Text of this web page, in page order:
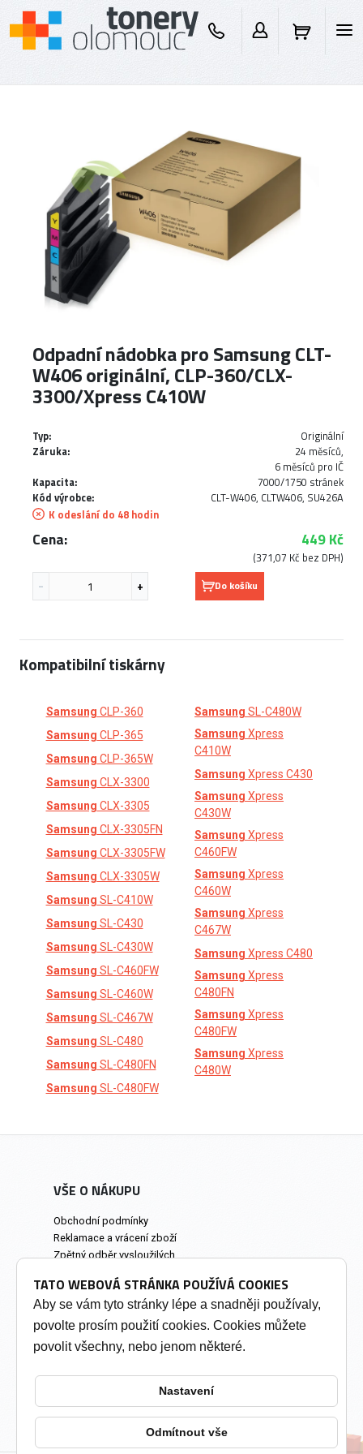
Odpadní nádobka pro Samsung CLT-
W406 originální, CLP-360/CLX-
3300/Xpress C410W
Typ:
Originální
Záruka:
24 měsíců,
6 měsíců pro IČ
Kapacita:
7000/1750 stránek
Kód výrobce:
CLT-W406, CLTW406, SU426A
K odeslání do 48 hodin
Cena: 449 Kč
(371,07 Kč bez DPH)
Do košíku
Kompatibilní tiskárny
Samsung CLP-360
Samsung CLP-365
Samsung CLP-365W
Samsung CLX-3300
Samsung CLX-3305
Samsung CLX-3305FN
Samsung CLX-3305FW
Samsung CLX-3305W
Samsung SL-C410W
Samsung SL-C430
Samsung SL-C430W
Samsung SL-C460FW
Samsung SL-C460W
Samsung SL-C467W
Samsung SL-C480
Samsung SL-C480FN
Samsung SL-C480FW
Samsung SL-C480W
Samsung Xpress
C410W
Samsung Xpress C430
Samsung Xpress
C430W
Samsung Xpress
C460FW
Samsung Xpress
C460W
Samsung Xpress
C467W
Samsung Xpress C480
Samsung Xpress
C480FN
Samsung Xpress
C480FW
Samsung Xpress
C480W
VŠE O NÁKUPU
Obchodní podmínky
Reklamace a vrácení zboží
Zpětný odběr vysloužilých
Prodejna a osobní odběr
INFORMACE
Změnit nastavení cookies
TATO WEBOVÁ STRÁNKA POUŽÍVÁ COOKIES
Aby se vám tyto stránky lépe a snadněji používaly,
povolte prosím použití cookies. Cookies můžete
povolit všechny, nebo jenom některé.
Nastavení
Odmítnout vše